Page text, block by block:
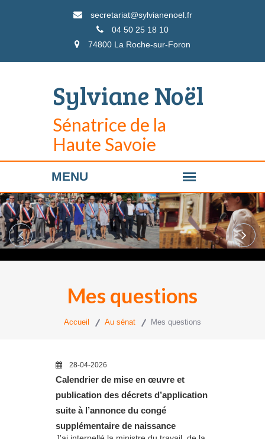
secretariat@sylvianenoel.fr
04 50 25 18 10
74800 La Roche-sur-Foron
Sylviane Noël
Sénatrice de la
Haute Savoie
Mes questions
Accueil Au sénat Mes questions
28-04-2026
Calendrier de mise en œuvre et
publication des décrets d’application
suite à l’annonce du congé
supplémentaire de naissance